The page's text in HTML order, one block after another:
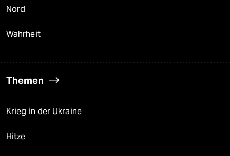
Nord
Wahrheit
Themen
Krieg in der Ukraine
Hitze